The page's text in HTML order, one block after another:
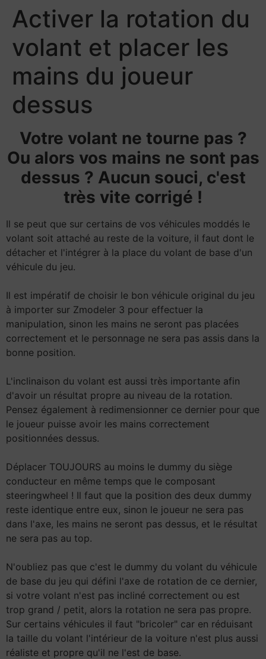
Activer la rotation du
volant et placer les
mains du joueur
dessus
Votre volant ne tourne pas ?
Ou alors vos mains ne sont pas
dessus ? Aucun souci, c'est
très vite corrigé !
Il se peut que sur certains de vos véhicules moddés le
volant soit attaché au reste de la voiture, il faut dont le
détacher et l'intégrer à la place du volant de base d'un
véhicule du jeu.
Il est impératif de choisir le bon véhicule original du jeu
à importer sur Zmodeler 3 pour effectuer la
manipulation, sinon les mains ne seront pas placées
correctement et le personnage ne sera pas assis dans la
bonne position.
L'inclinaison du volant est aussi très importante afin
d'avoir un résultat propre au niveau de la rotation.
Pensez également à redimensionner ce dernier pour que
le joueur puisse avoir les mains correctement
positionnées dessus.
Déplacer TOUJOURS au moins le dummy du siège
conducteur en même temps que le composant
steeringwheel ! Il faut que la position des deux dummy
reste identique entre eux, sinon le joueur ne sera pas
dans l'axe, les mains ne seront pas dessus, et le résultat
ne sera pas au top.
N'oubliez pas que c'est le dummy du volant du véhicule
de base du jeu qui défini l'axe de rotation de ce dernier,
si votre volant n'est pas incliné correctement ou est
trop grand / petit, alors la rotation ne sera pas propre.
Sur certains véhicules il faut "bricoler" car en réduisant
la taille du volant l'intérieur de la voiture n'est plus aussi
réaliste et propre qu'il ne l'est de base.